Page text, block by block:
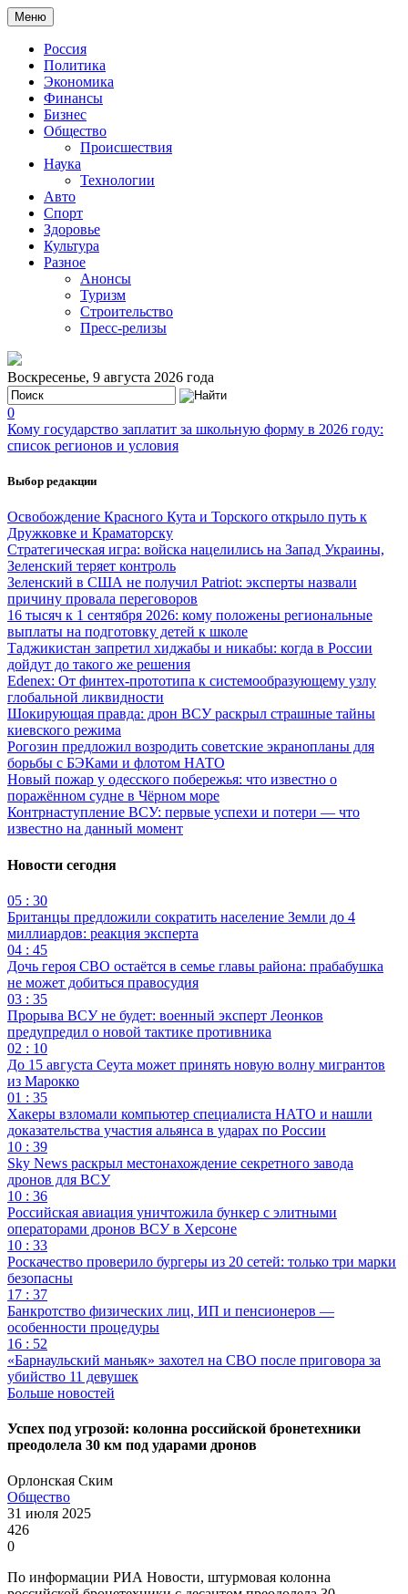
Меню
Россия
Политика
Экономика
Финансы
Бизнес
Общество
Происшествия
Наука
Технологии
Авто
Спорт
Здоровье
Культура
Разное
Анонсы
Туризм
Строительство
Пресс-релизы
Воскресенье, 9 августа 2026 года
0
Кому государство заплатит за школьную форму в 2026 году:
список регионов и условия
Выбор редакции
Освобождение Красного Кута и Торского открыло путь к
Дружковке и Краматорску
Стратегическая игра: войска нацелились на Запад Украины,
Зеленский теряет контроль
Зеленский в США не получил Patriot: эксперты назвали
причину провала переговоров
16 тысяч к 1 сентября 2026: кому положены региональные
выплаты на подготовку детей к школе
Таджикистан запретил хиджабы и никабы: когда в России
дойдут до такого же решения
Edenex: От финтех-прототипа к системообразующему узлу
глобальной ликвидности
Шокирующая правда: дрон ВСУ раскрыл страшные тайны
киевского режима
Рогозин предложил возродить советские экранопланы для
борьбы с БЭКами и флотом НАТО
Новый пожар у одесского побережья: что известно о
поражённом судне в Чёрном море
Контрнаступление ВСУ: первые успехи и потери — что
известно на данный момент
Новости сегодня
05 : 30
Британцы предложили сократить население Земли до 4
миллиардов: реакция эксперта
04 : 45
Дочь героя СВО остаётся в семье главы района: прабабушка
не может добиться правосудия
03 : 35
Прорыва ВСУ не будет: военный эксперт Леонков
предупредил о новой тактике противника
02 : 10
До 15 августа Сеута может принять новую волну мигрантов
из Марокко
01 : 35
Хакеры взломали компьютер специалиста НАТО и нашли
доказательства участия альянса в ударах по России
10 : 39
Sky News раскрыл местонахождение секретного завода
дронов для ВСУ
10 : 36
Российская авиация уничтожила бункер с элитными
операторами дронов ВСУ в Херсоне
10 : 33
Роскачество проверило бургеры из 20 сетей: только три марки
безопасны
17 : 37
Банкротство физических лиц, ИП и пенсионеров —
особенности процедуры
16 : 52
«Барнаульский маньяк» захотел на СВО после приговора за
убийство 11 девушек
Больше новостей
Успех под угрозой: колонна российской бронетехники
преодолела 30 км под ударами дронов
Орлонская Ским
Общество
31 июля 2025
426
0
По информации РИА Новости, штурмовая колонна